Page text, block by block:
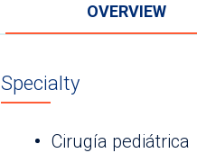
OVERVIEW
Specialty
Cirugía pediátrica